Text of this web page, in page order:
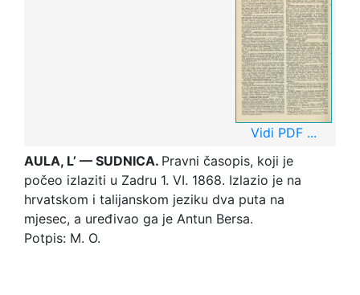
Vidi PDF ...
AULA, L’ — SUDNICA. Pravni časopis, koji je
počeo izlaziti u Zadru 1. VI. 1868. Izlazio je na
hrvatskom i talijanskom jeziku dva puta na
mjesec, a uređivao ga je Antun Bersa.
Potpis: M. O.